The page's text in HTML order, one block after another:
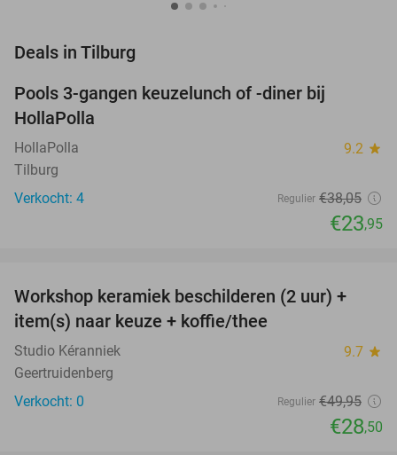
Deals in Tilburg
TODAY
Pools 3-gangen keuzelunch of -diner bij
HollaPolla
HollaPolla 9.2 star
Tilburg
Verkocht: 4
Regulier €38,05
€23,95
43%
TODAY
Workshop keramiek beschilderen (2 uur) +
item(s) naar keuze + koffie/thee
Studio Kéranniek 9.7 star
Geertruidenberg
Verkocht: 0
Regulier €49,95
€28,50